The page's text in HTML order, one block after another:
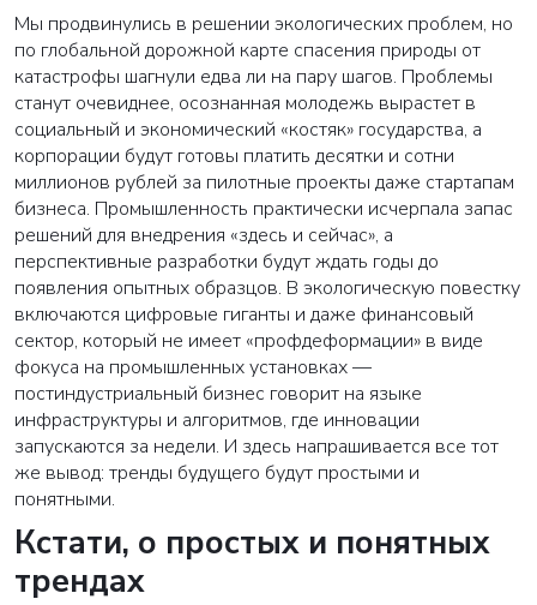
Мы продвинулись в решении экологических проблем, но
по глобальной дорожной карте спасения природы от
катастрофы шагнули едва ли на пару шагов. Проблемы
станут очевиднее, осознанная молодежь вырастет в
социальный и экономический «костяк» государства, а
корпорации будут готовы платить десятки и сотни
миллионов рублей за пилотные проекты даже стартапам
бизнеса. Промышленность практически исчерпала запас
решений для внедрения «здесь и сейчас», а
перспективные разработки будут ждать годы до
появления опытных образцов. В экологическую повестку
включаются цифровые гиганты и даже финансовый
сектор, который не имеет «профдеформации» в виде
фокуса на промышленных установках —
постиндустриальный бизнес говорит на языке
инфраструктуры и алгоритмов, где инновации
запускаются за недели. И здесь напрашивается все тот
же вывод: тренды будущего будут простыми и
понятными.
Кстати, о простых и понятных
трендах